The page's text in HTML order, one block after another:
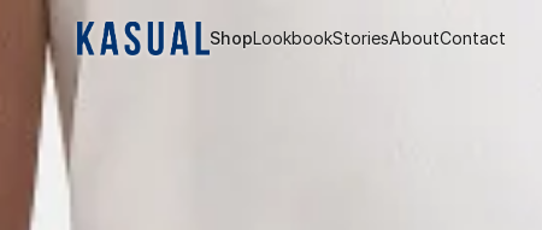
ShopLookbookStoriesAboutContact